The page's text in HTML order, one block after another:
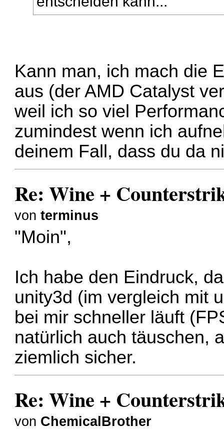
Kann man, ich mach die
aus (der AMD Catalyst
weil ich so viel
zumindest wenn ich
deinem Fall, dass du da
Re: Wine +
vonterminus
"Moin",
Ich habe den Eindruck,
unity3d (im vergleich mit
bei mir schneller läuft
natürlich auch täuschen,
ziemlich sicher.
Re: Wine +
von ChemicalBrother